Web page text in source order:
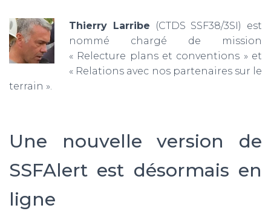
Thierry Larribe (CTDS SSF38/3SI) est
nommé chargé de mission
« Relecture plans et conventions » et
« Relations avec nos partenaires sur le
terrain ».
Une nouvelle version de
SSFAlert est désormais en
ligne